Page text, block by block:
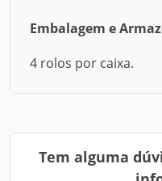
Embalagem e
4 rolos por caixa.
Tem alguma